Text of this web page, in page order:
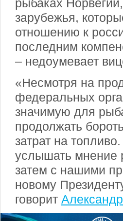
рыбаках
зарубежья,
отношению к
последним
– недоумевает
«Несмотря на
федеральных
значимую для
продолжать
затрат на
услышать мнение
затем с нашими
новому
говорит